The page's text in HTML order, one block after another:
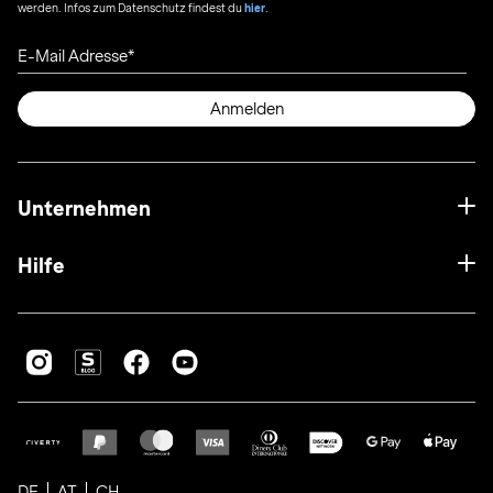
werden. Infos zum Datenschutz findest duhier
E-Mail Adresse
Anmelden
Unternehmen
Hilfe